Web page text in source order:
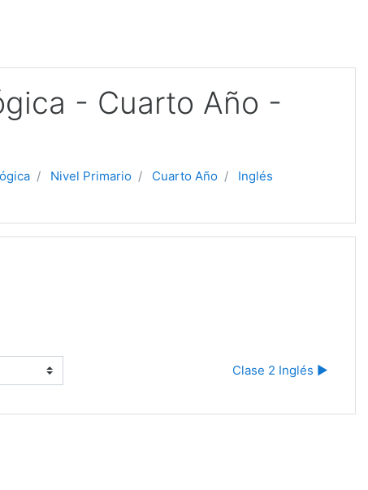
- Cuarto Año -
Nivel Primario Cuarto Año
Inglés
Clase 2 Inglés ▶︎